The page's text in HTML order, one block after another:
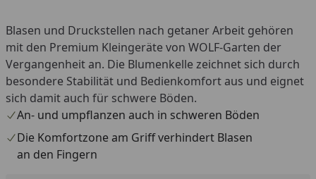
Blasen und Druckstellen nach getaner Arbeit gehören
mit den Premium Kleingeräte von WOLF-Garten der
Vergangenheit an. Die Blumenkelle zeichnet sich durch
besondere Stabilität und Bedienkomfort aus und eignet
sich damit auch für schwere Böden.
An- und umpflanzen auch in schweren Böden
Die Komfortzone am Griff verhindert Blasen
an den Fingern